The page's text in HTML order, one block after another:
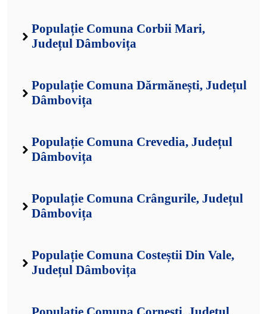
Populație Comuna Corbii Mari,
Județul Dâmbovița
Populație Comuna Dărmănești, Județul
Dâmbovița
Populație Comuna Crevedia, Județul
Dâmbovița
Populație Comuna Crângurile, Județul
Dâmbovița
Populație Comuna Costeștii Din Vale,
Județul Dâmbovița